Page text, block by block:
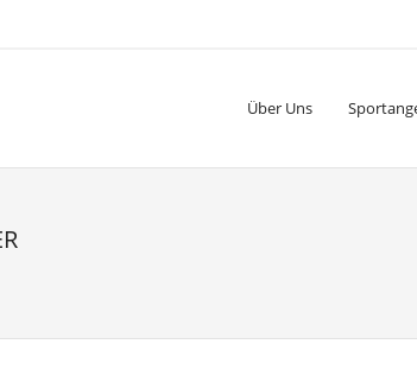
Über Uns